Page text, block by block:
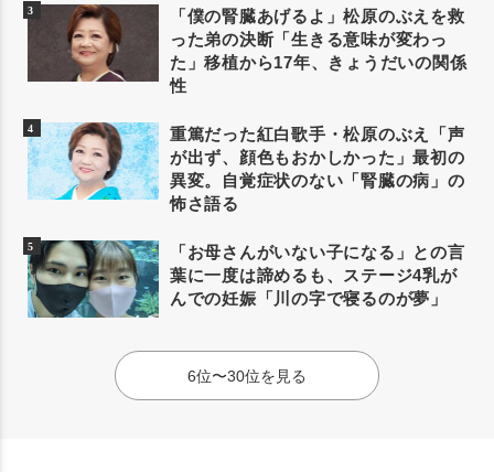
「僕の腎臓あげるよ」松原のぶえを救
った弟の決断「生きる意味が変わっ
た」移植から17年、きょうだいの関係
性
重篤だった紅白歌手・松原のぶえ「声
が出ず、顔色もおかしかった」最初の
異変。自覚症状のない「腎臓の病」の
怖さ語る
「お母さんがいない子になる」との言
葉に一度は諦めるも、ステージ4乳が
んでの妊娠「川の字で寝るのが夢」
6位〜30位を見る